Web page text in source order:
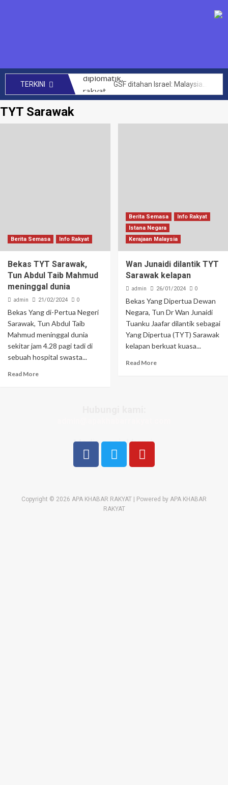
TERKINI
SENIMAN kecam Israel tahan aktivis Global Sumud Flotilla – Hafiz Nafiah
PTPTN umum dividen Simpan SSPN 4.05 peratus, tertinggi dalam 10 tahun – Zambry
TYT Sarawak
Berita Semasa Info Rakyat
Bekas TYT Sarawak,
Tun Abdul Taib Mahmud
meninggal dunia
admin 21/02/2024 0
Bekas Yang di-Pertua Negeri
Sarawak, Tun Abdul Taib
Mahmud meninggal dunia
sekitar jam 4.28 pagi tadi di
sebuah hospital swasta...
Read More
Berita Semasa
Info Rakyat
Istana Negara
Kerajaan Malaysia
Wan Junaidi dilantik TYT
Sarawak kelapan
admin 26/01/2024 0
Bekas Yang Dipertua Dewan
Negara, Tun Dr Wan Junaidi
Tuanku Jaafar dilantik sebagai
Yang Dipertua (TYT) Sarawak
kelapan berkuat kuasa...
Read More
Media sosial kami:
Copyright © 2026 APA KHABAR RAKYAT | Powered by APA KHABAR
RAKYAT